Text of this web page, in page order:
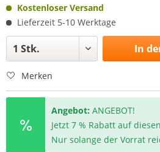
Kostenloser Versand
Lieferzeit 5-10 Werktage
In
Merken
Angebot: ANGEBOT!
Jetzt 7 % Rabatt auf
Nur solange der Vorrat